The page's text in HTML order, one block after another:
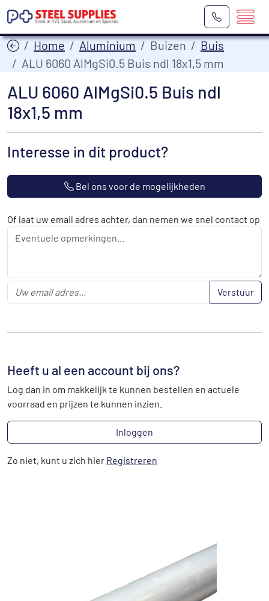
Home Aluminium Buizen
Buis
ALU 6060 AlMgSi0.5 Buis ndl 18x1,5 mm
ALU 6060 AlMgSi0.5 Buis ndl
18x1,5 mm
Interesse in dit product?
Bel ons voor de mogelijkheden
Of laat uw email adres achter, dan nemen we snel contact op
Verstuur
Heeft u al een account bij ons?
Log dan in om makkelijk te kunnen bestellen en actuele
voorraad en prijzen te kunnen inzien.
Inloggen
Zo niet, kunt u zich hier Registreren